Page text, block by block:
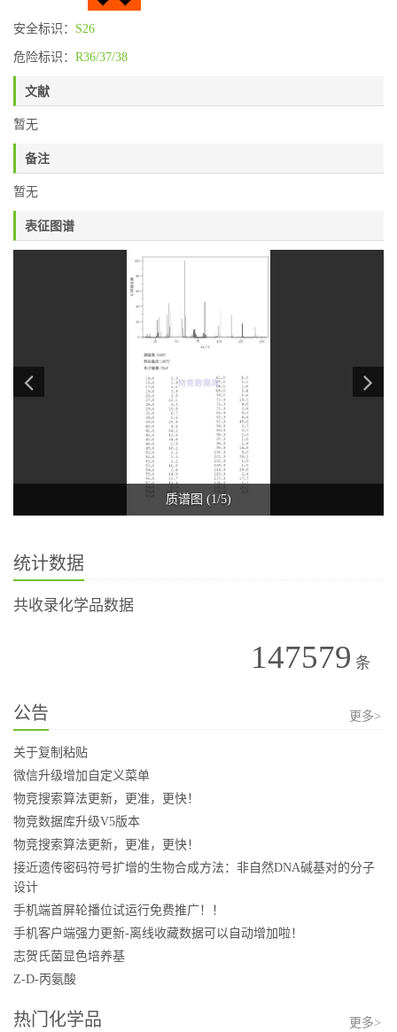
安全标识： S26
危险标识： R36/37/38
文献
暂无
备注
暂无
表征图谱
质谱图 (1/5)
统计数据
共收录化学品数据
147579 条
公告 更多>
关于复制粘贴
微信升级增加自定义菜单
物竞搜索算法更新，更准，更快！
物竞数据库升级V5版本
物竞搜索算法更新，更准，更快！
接近遗传密码符号扩增的生物合成方法：非自然DNA碱基对的分子
设计
手机端首屏轮播位试运行免费推广！！
手机客户端强力更新-离线收藏数据可以自动增加啦！
志贺氏菌显色培养基
Z-D-丙氨酸
热门化学品 更多>